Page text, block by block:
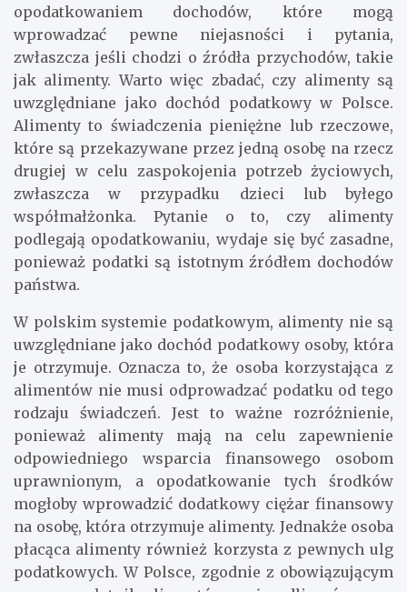
opodatkowaniem dochodów, które mogą
wprowadzać pewne niejasności i pytania,
zwłaszcza jeśli chodzi o źródła przychodów, takie
jak alimenty. Warto więc zbadać, czy alimenty są
uwzględniane jako dochód podatkowy w Polsce.
Alimenty to świadczenia pieniężne lub rzeczowe,
które są przekazywane przez jedną osobę na rzecz
drugiej w celu zaspokojenia potrzeb życiowych,
zwłaszcza w przypadku dzieci lub byłego
współmałżonka. Pytanie o to, czy alimenty
podlegają opodatkowaniu, wydaje się być zasadne,
ponieważ podatki są istotnym źródłem dochodów
państwa.
W polskim systemie podatkowym, alimenty nie są
uwzględniane jako dochód podatkowy osoby, która
je otrzymuje. Oznacza to, że osoba korzystająca z
alimentów nie musi odprowadzać podatku od tego
rodzaju świadczeń. Jest to ważne rozróżnienie,
ponieważ alimenty mają na celu zapewnienie
odpowiedniego wsparcia finansowego osobom
uprawnionym, a opodatkowanie tych środków
mogłoby wprowadzić dodatkowy ciężar finansowy
na osobę, która otrzymuje alimenty. Jednakże osoba
płacąca alimenty również korzysta z pewnych ulg
podatkowych. W Polsce, zgodnie z obowiązującym